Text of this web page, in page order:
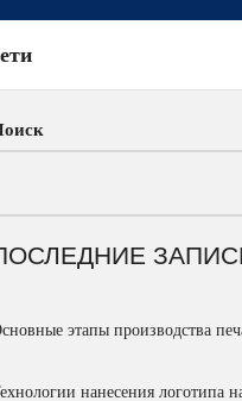
этапы производства
нанесения логотипа